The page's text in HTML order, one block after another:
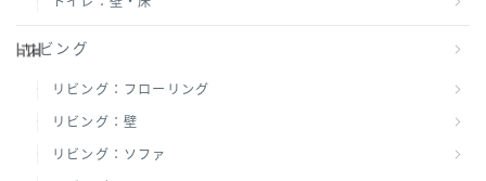
リビング
リビング：フローリング
リビング：壁
リビング：ソファ